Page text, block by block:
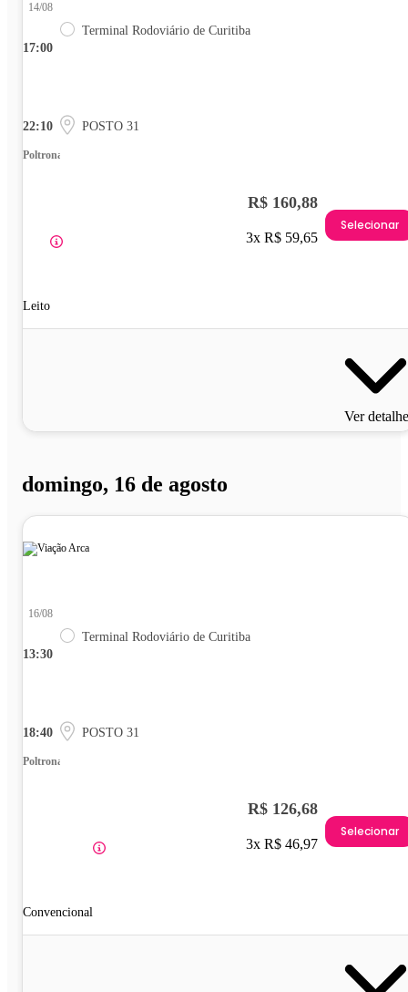
17:00
14/08
Terminal Rodoviário de Curitiba
22:10 POSTO 31
Poltrona
Leito
R$ 160,88
3x R$ 59,65
Selecionar
Ver
domingo, 16 de agosto
13:30
16/08
Terminal Rodoviário de Curitiba
18:40 POSTO 31
Poltrona
Convencional
R$ 126,68
3x R$ 46,97
Selecionar